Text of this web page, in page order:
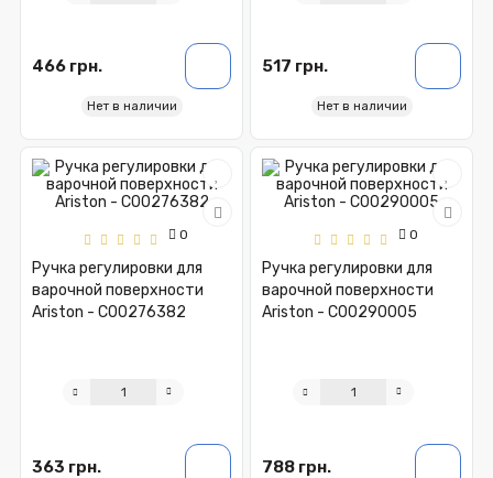
466 грн.
Нет в наличии
517 грн.
Нет в наличии
0
Ручка регулировки для
варочной поверхности
Ariston - C00276382
363 грн.
0
Ручка регулировки для
варочной поверхности
Ariston - C00290005
788 грн.